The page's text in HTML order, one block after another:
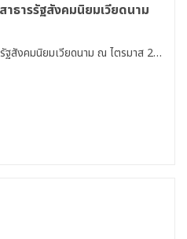
าธารรัฐสังคมนิยมเวียดนาม
ฐสังคมนิยมเวียดนาม ณ ไตรมาส 2